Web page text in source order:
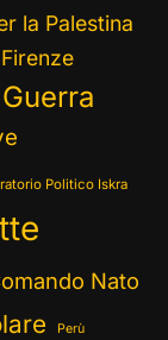
la Palestina
Guerra
Politico Iskra
Nato
Perù